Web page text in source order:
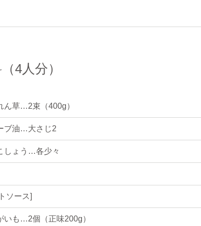
4人分）
ん草…2束（400g）
ブ油…大さじ2
しょう…各少々
ソース]
いも…2個（正味200g）